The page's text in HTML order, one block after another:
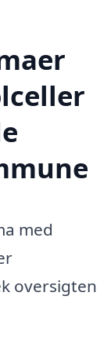
med
oversigten